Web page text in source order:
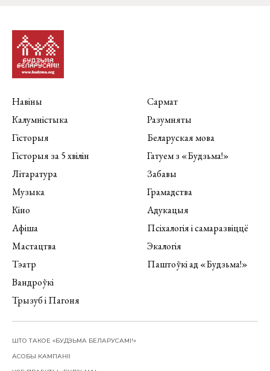
Навіны
Калумністыка
Гісторыя
Гісторыя за 5 хвілін
Літаратура
Музыка
Кіно
Афіша
Мастацтва
Тэатр
Вандроўкі
Трызуб і Пагоня
Сармат
Разумняты
Беларуская мова
Гатуем з «Будзьма!»
Забавы
Грамадства
Адукацыя
Псіхалогія і самаразвіццё
Экалогія
Паштоўкі ад «Будзьма!»
ШТО ТАКОЕ «БУДЗЬМА БЕЛАРУСАМІ!»
АСОБЫ КАМПАНІІ